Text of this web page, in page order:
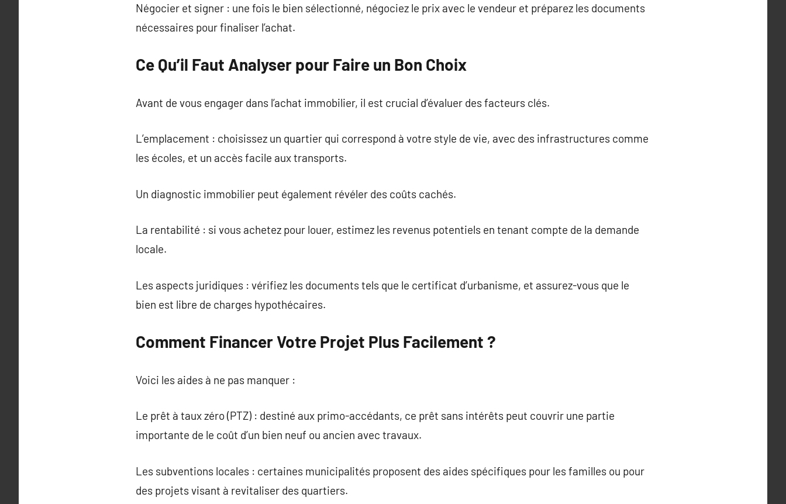
Négocier et signer : une fois le bien sélectionné, négociez le prix avec le vendeur et préparez les documents
nécessaires pour finaliser l’achat.
Ce Qu’il Faut Analyser pour Faire un Bon Choix
Avant de vous engager dans l’achat immobilier, il est crucial d’évaluer des facteurs clés.
L’emplacement : choisissez un quartier qui correspond à votre style de vie, avec des infrastructures comme
les écoles, et un accès facile aux transports.
Un diagnostic immobilier peut également révéler des coûts cachés.
La rentabilité : si vous achetez pour louer, estimez les revenus potentiels en tenant compte de la demande
locale.
Les aspects juridiques : vérifiez les documents tels que le certificat d’urbanisme, et assurez-vous que le
bien est libre de charges hypothécaires.
Comment Financer Votre Projet Plus Facilement ?
Voici les aides à ne pas manquer :
Le prêt à taux zéro (PTZ) : destiné aux primo-accédants, ce prêt sans intérêts peut couvrir une partie
importante de le coût d’un bien neuf ou ancien avec travaux.
Les subventions locales : certaines municipalités proposent des aides spécifiques pour les familles ou pour
des projets visant à revitaliser des quartiers.